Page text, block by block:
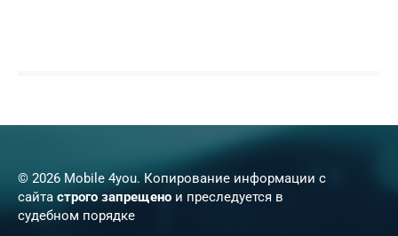
© 2026 Mobile 4you. Копирование информации с
сайта строго запрещено и преследуется в
судебном порядке